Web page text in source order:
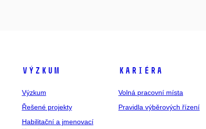
Výzkum
Výzkum
Řešené projekty
Habilitační a jmenovací
Kariéra
Volná pracovní místa
Pravidla výběrových řízení